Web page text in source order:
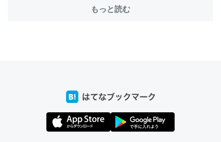
─たまにLINEするくらいだった遠方の父67歳と僕。ITツール導入で
コミュニケーションが劇的に変化した｜tayorini by LIFULL介護
回線代ほとんどかからないですよ。参考：
https://toyoshi.hatenablog.com/entry/2019/05/15/1805
もっと読む